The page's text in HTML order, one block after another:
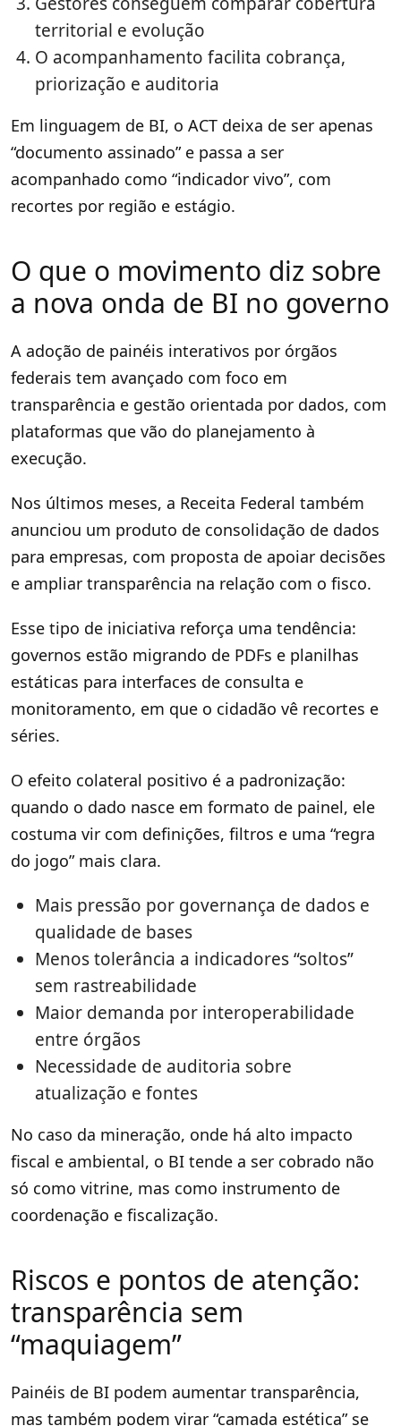
territorial e evolução
O acompanhamento facilita cobrança,
priorização e auditoria
Em linguagem de BI, o ACT deixa de ser apenas
“documento assinado” e passa a ser
acompanhado como “indicador vivo”, com
recortes por região e estágio.
O que o movimento diz sobre
a nova onda de BI no governo
A adoção de painéis interativos por órgãos
federais tem avançado com foco em
transparência e gestão orientada por dados, com
plataformas que vão do planejamento à
execução.
Nos últimos meses, a Receita Federal também
anunciou um produto de consolidação de dados
para empresas, com proposta de apoiar decisões
e ampliar transparência na relação com o fisco.
Esse tipo de iniciativa reforça uma tendência:
governos estão migrando de PDFs e planilhas
estáticas para interfaces de consulta e
monitoramento, em que o cidadão vê recortes e
séries.
O efeito colateral positivo é a padronização:
quando o dado nasce em formato de painel, ele
costuma vir com definições, filtros e uma “regra
do jogo” mais clara.
Mais pressão por governança de dados e
qualidade de bases
Menos tolerância a indicadores “soltos”
sem rastreabilidade
Maior demanda por interoperabilidade
entre órgãos
Necessidade de auditoria sobre
atualização e fontes
No caso da mineração, onde há alto impacto
fiscal e ambiental, o BI tende a ser cobrado não
só como vitrine, mas como instrumento de
coordenação e fiscalização.
Riscos e pontos de atenção:
transparência sem
“maquiagem”
Painéis de BI podem aumentar transparência,
mas também podem virar “camada estética” se